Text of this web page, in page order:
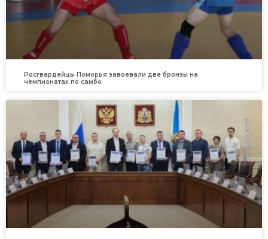
Росгвардейцы Поморья завоевали две бронзы на
чемпионатах по самбо